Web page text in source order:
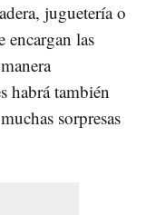
juguetería o
encargan las
habrá también
sorpresas